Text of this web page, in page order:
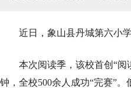
近日，象山县丹城第六小学
本次阅读季，该校首创“阅读
钟，全校500余人成功“完赛”